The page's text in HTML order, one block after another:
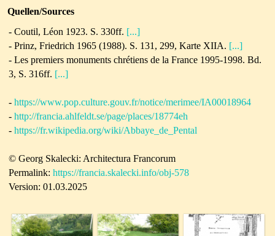
Quellen/Sources
- Coutil, Léon 1923. S. 330ff. [...]
- Prinz, Friedrich 1965 (1988). S. 131, 299, Karte XIIA. [...]
- Les premiers monuments chrétiens de la France 1995-1998. Bd.
3, S. 316ff. [...]
- https://www.pop.culture.gouv.fr/notice/merimee/IA00018964
- http://francia.ahlfeldt.se/page/places/18774eh
- https://fr.wikipedia.org/wiki/Abbaye_de_Pental
© Georg Skalecki: Architectura Francorum
Permalink: https://francia.skalecki.info/obj-578
Version: 01.03.2025